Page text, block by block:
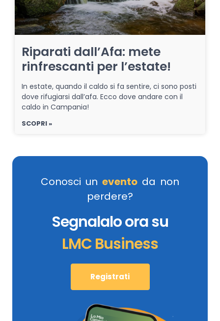
Riparati dall’Afa: mete
rinfrescanti per l’estate!
In estate, quando il caldo si fa sentire, ci sono posti
dove rifugiarsi dall’afa. Ecco dove andare con il
caldo in Campania!
SCOPRI »
Conosci un evento da non
perdere?
Segnalalo ora su
LMC Business
Registrati